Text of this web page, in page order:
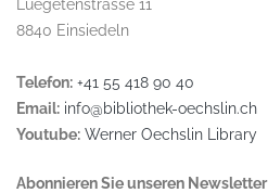
Luegetenstrasse 11
8840 Einsiedeln
Telefon: +41 55 418 90 40
Email: info@bibliothek-oechslin.ch
Youtube: Werner Oechslin Library
Abonnieren Sie unseren Newsletter